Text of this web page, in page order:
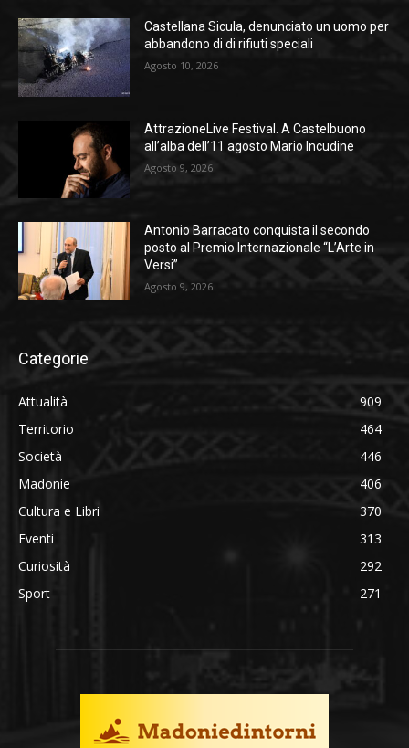
Castellana Sicula, denunciato un uomo per
abbandono di di rifiuti speciali
Agosto 10, 2026
AttrazioneLive Festival. A Castelbuono
all’alba dell’11 agosto Mario Incudine
Agosto 9, 2026
Antonio Barracato conquista il secondo
posto al Premio Internazionale “L’Arte in
Versi”
Agosto 9, 2026
Categorie
Attualità
909
Territorio
464
Società
446
Madonie
406
Cultura e Libri
370
Eventi
313
Curiosità
292
Sport
271